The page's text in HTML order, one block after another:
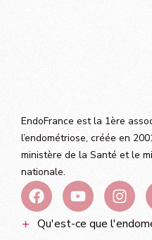
EndoFrance est la 1ère
l’endométriose, créée en
ministère de la Santé et le
nationale.
Qu'est-ce que